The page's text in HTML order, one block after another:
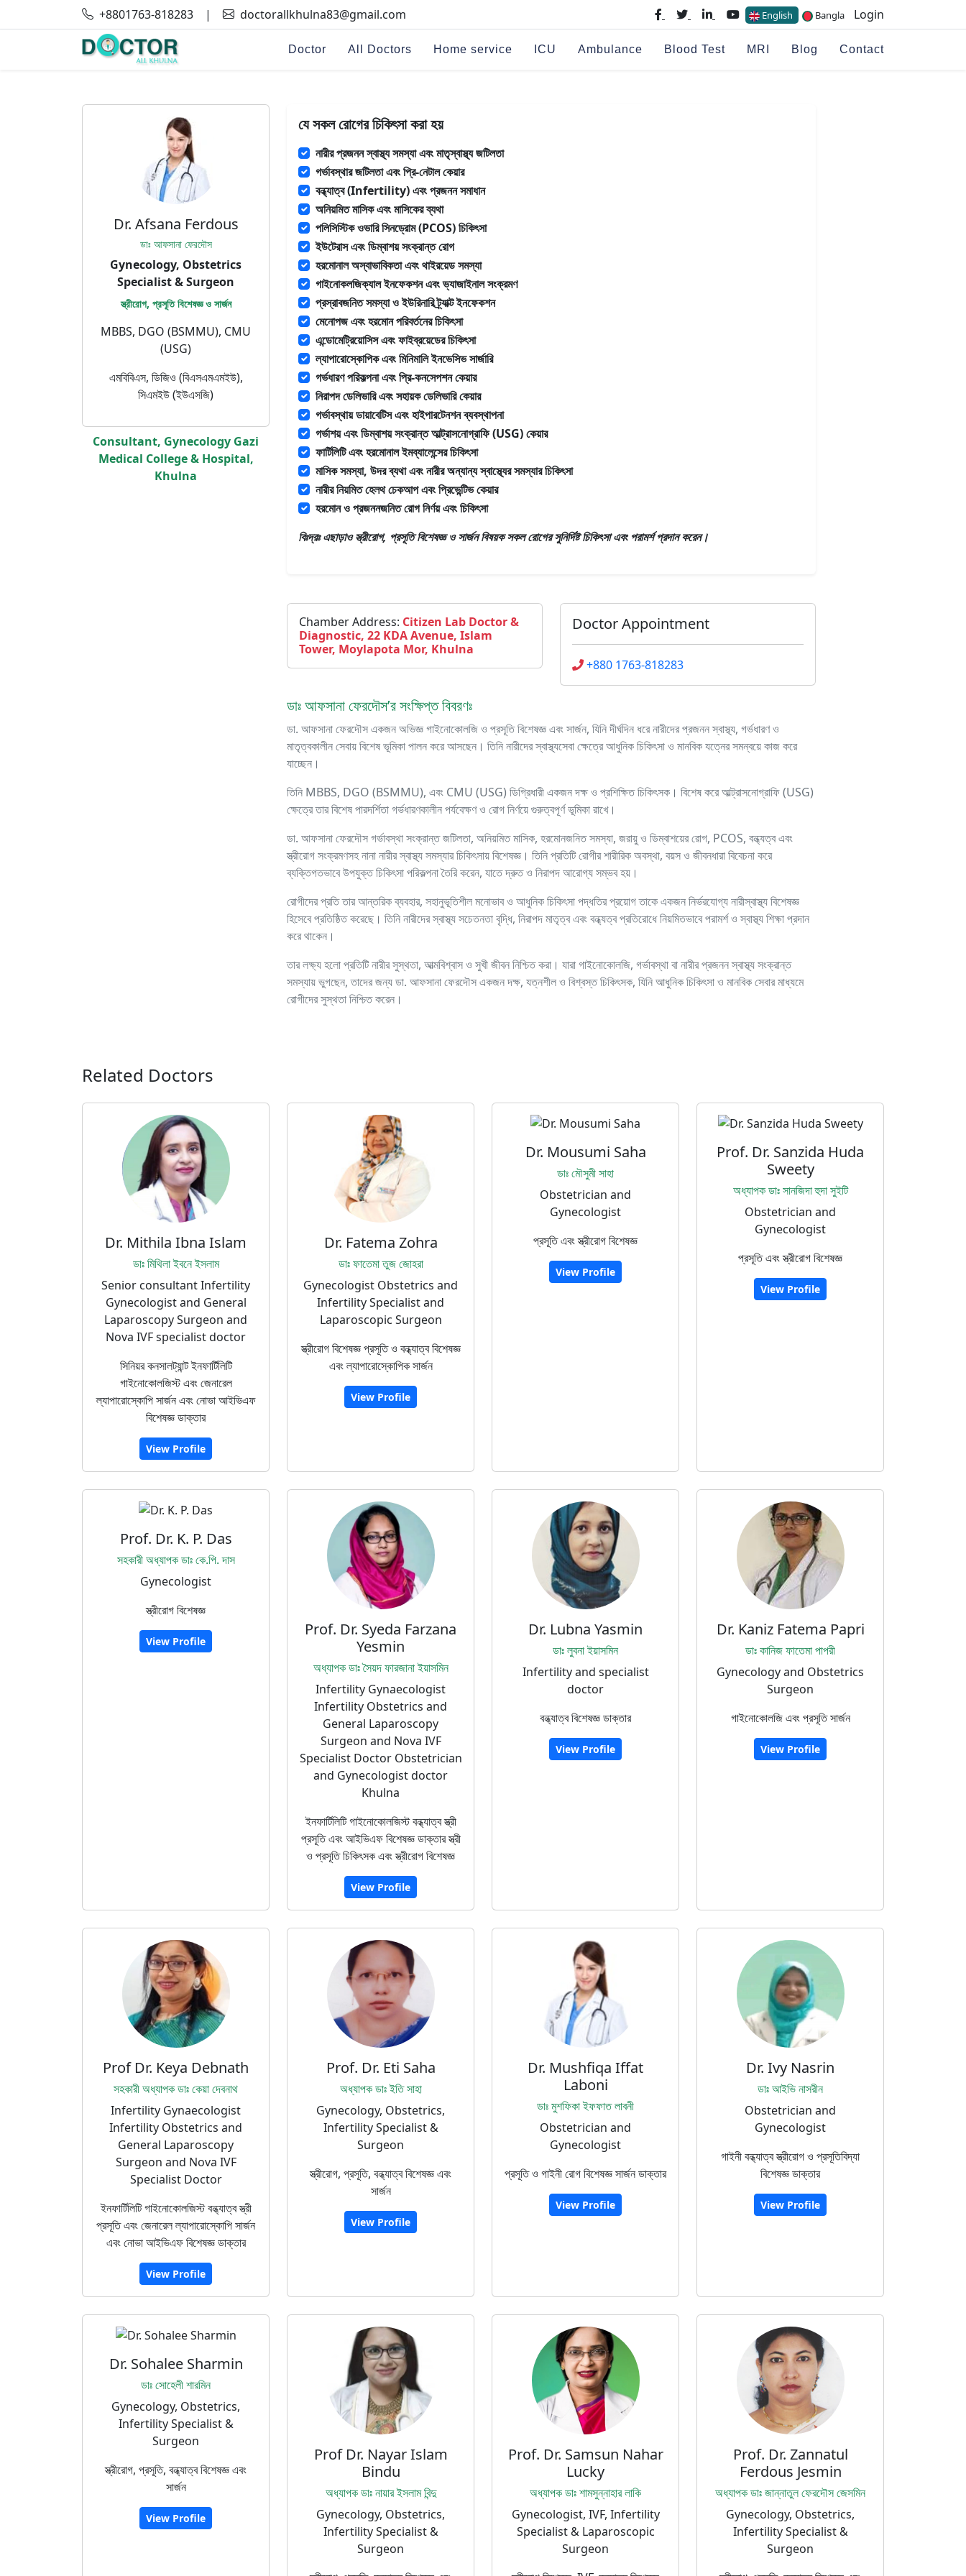
+8801763-818283 | doctorallkhulna83@gmail.com English Bangla Login
Doctor All Doctors Home service ICU Ambulance Blood Test MRI Blog Contact
Dr. Afsana Ferdous
ডাঃ আফসানা ফেরদৌস
Gynecology, Obstetrics
Specialist & Surgeon
স্ত্রীরোগ, প্রসূতি বিশেষজ্ঞ ও সার্জন
MBBS, DGO (BSMMU), CMU
(USG)
এমবিবিএস, ডিজিও (বিএসএমএমইউ),
সিএমইউ (ইউএসজি)
Consultant, Gynecology Gazi
Medical College & Hospital,
Khulna
যে সকল রোগের চিকিৎসা করা হয়
নারীর প্রজনন স্বাস্থ্য সমস্যা এবং মাতৃস্বাস্থ্য জটিলতা
গর্ভাবস্থার জটিলতা এবং প্রি-নেটাল কেয়ার
বন্ধ্যাত্ব (Infertility) এবং প্রজনন সমাধান
অনিয়মিত মাসিক এবং মাসিকের ব্যথা
পলিসিস্টিক ওভারি সিনড্রোম (PCOS) চিকিৎসা
ইউটেরাস এবং ডিম্বাশয় সংক্রান্ত রোগ
হরমোনাল অস্বাভাবিকতা এবং থাইরয়েড সমস্যা
গাইনোকলজিক্যাল ইনফেকশন এবং ভ্যাজাইনাল সংক্রমণ
প্রস্রাবজনিত সমস্যা ও ইউরিনারি ট্র্যাক্ট ইনফেকশন
মেনোপজ এবং হরমোন পরিবর্তনের চিকিৎসা
এন্ডোমেট্রিয়োসিস এবং ফাইব্রয়েডের চিকিৎসা
ল্যাপারোস্কোপিক এবং মিনিমালি ইনভেসিভ সার্জারি
গর্ভধারণ পরিকল্পনা এবং প্রি-কনসেপশন কেয়ার
নিরাপদ ডেলিভারি এবং সহায়ক ডেলিভারি কেয়ার
গর্ভাবস্থায় ডায়াবেটিস এবং হাইপারটেনশন ব্যবস্থাপনা
গর্ভাশয় এবং ডিম্বাশয় সংক্রান্ত আল্ট্রাসনোগ্রাফি (USG) কেয়ার
ফার্টিলিটি এবং হরমোনাল ইমব্যালেন্সের চিকিৎসা
মাসিক সমস্যা, উদর ব্যথা এবং নারীর অন্যান্য স্বাস্থ্যের সমস্যার চিকিৎসা
নারীর নিয়মিত হেলথ চেকআপ এবং প্রিভেন্টিভ কেয়ার
হরমোন ও প্রজননজনিত রোগ নির্ণয় এবং চিকিৎসা
বিঃদ্রঃ এছাড়াওস্ত্রীরোগ, প্রসূতি বিশেষজ্ঞ ও সার্জনবিষয়ক সকল রোগের সুনির্দিষ্ট চিকিৎসা এবং পরামর্শ প্রদান করেন।
Chamber Address: Citizen Lab Doctor &
Diagnostic, 22 KDA Avenue, Islam
Tower, Moylapota Mor, Khulna
Doctor Appointment
+880 1763-818283
ডাঃ আফসানা ফেরদৌস’র সংক্ষিপ্ত বিবরণঃ
ডা. আফসানা ফেরদৌস একজন অভিজ্ঞ গাইনোকোলজি ও প্রসূতি বিশেষজ্ঞ এবং সার্জন, যিনি দীর্ঘদিন ধরে নারীদের প্রজনন স্বাস্থ্য, গর্ভধারণ ও
মাতৃত্বকালীন সেবায় বিশেষ ভূমিকা পালন করে আসছেন। তিনি নারীদের স্বাস্থ্যসেবা ক্ষেত্রে আধুনিক চিকিৎসা ও মানবিক যত্নের সমন্বয়ে কাজ করে
যাচ্ছেন।
তিনি MBBS, DGO (BSMMU), এবং CMU (USG) ডিগ্রিধারী একজন দক্ষ ও প্রশিক্ষিত চিকিৎসক। বিশেষ করে আল্ট্রাসনোগ্রাফি (USG)
ক্ষেত্রে তার বিশেষ পারদর্শিতা গর্ভধারণকালীন পর্যবেক্ষণ ও রোগ নির্ণয়ে গুরুত্বপূর্ণ ভূমিকা রাখে।
ডা. আফসানা ফেরদৌস গর্ভাবস্থা সংক্রান্ত জটিলতা, অনিয়মিত মাসিক, হরমোনজনিত সমস্যা, জরায়ু ও ডিম্বাশয়ের রোগ, PCOS, বন্ধ্যত্ব এবং
স্ত্রীরোগ সংক্রমণসহ নানা নারীর স্বাস্থ্য সমস্যার চিকিৎসায় বিশেষজ্ঞ। তিনি প্রতিটি রোগীর শারীরিক অবস্থা, বয়স ও জীবনধারা বিবেচনা করে
ব্যক্তিগতভাবে উপযুক্ত চিকিৎসা পরিকল্পনা তৈরি করেন, যাতে দ্রুত ও নিরাপদ আরোগ্য সম্ভব হয়।
রোগীদের প্রতি তার আন্তরিক ব্যবহার, সহানুভূতিশীল মনোভাব ও আধুনিক চিকিৎসা পদ্ধতির প্রয়োগ তাকে একজন নির্ভরযোগ্য নারীস্বাস্থ্য বিশেষজ্ঞ
হিসেবে প্রতিষ্ঠিত করেছে। তিনি নারীদের স্বাস্থ্য সচেতনতা বৃদ্ধি, নিরাপদ মাতৃত্ব এবং বন্ধ্যত্ব প্রতিরোধে নিয়মিতভাবে পরামর্শ ও স্বাস্থ্য শিক্ষা প্রদান
করে থাকেন।
তার লক্ষ্য হলো প্রতিটি নারীর সুস্থতা, আত্মবিশ্বাস ও সুখী জীবন নিশ্চিত করা। যারা গাইনোকোলজি, গর্ভাবস্থা বা নারীর প্রজনন স্বাস্থ্য সংক্রান্ত
সমস্যায় ভুগছেন, তাদের জন্য ডা. আফসানা ফেরদৌস একজন দক্ষ, যত্নশীল ও বিশ্বস্ত চিকিৎসক, যিনি আধুনিক চিকিৎসা ও মানবিক সেবার মাধ্যমে
রোগীদের সুস্থতা নিশ্চিত করেন।
Related Doctors
Dr. Mithila Ibna Islam
ডাঃ মিথিলা ইবনে ইসলাম
Senior consultant Infertility
Gynecologist and General
Laparoscopy Surgeon and
Nova IVF specialist doctor
সিনিয়র কনসালট্যান্ট ইনফার্টিলিটি
গাইনোকোলজিস্ট এবং জেনারেল
ল্যাপারোস্কোপি সার্জন এবং নোভা আইভিএফ
বিশেষজ্ঞ ডাক্তার
View Profile
Dr. Fatema Zohra
ডাঃ ফাতেমা তুজ জোহরা
Gynecologist Obstetrics and
Infertility Specialist and
Laparoscopic Surgeon
স্ত্রীরোগ বিশেষজ্ঞ প্রসূতি ও বন্ধ্যাত্ব বিশেষজ্ঞ
এবং ল্যাপারোস্কোপিক সার্জন
View Profile
Dr. Mousumi Saha
ডাঃ মৌসুমী সাহা
Obstetrician and
Gynecologist
প্রসূতি এবং স্ত্রীরোগ বিশেষজ্ঞ
View Profile
Prof. Dr. Sanzida Huda
Sweety
অধ্যাপক ডাঃ সানজিদা হুদা সুইটি
Obstetrician and
Gynecologist
প্রসূতি এবং স্ত্রীরোগ বিশেষজ্ঞ
View Profile
Prof. Dr. K. P. Das
সহকারী অধ্যাপক ডাঃ কে.পি. দাস
Gynecologist
স্ত্রীরোগ বিশেষজ্ঞ
View Profile
Prof. Dr. Syeda Farzana
Yesmin
অধ্যাপক ডাঃ সৈয়দ ফারজানা ইয়াসমিন
Infertility Gynaecologist
Infertility Obstetrics and
General Laparoscopy
Surgeon and Nova IVF
Specialist Doctor Obstetrician
and Gynecologist doctor
Khulna
ইনফার্টিলিটি গাইনোকোলজিস্ট বন্ধ্যাত্ব স্ত্রী
প্রসূতি এবং আইভিএফ বিশেষজ্ঞ ডাক্তার স্ত্রী
ও প্রসূতি চিকিৎসক এবং স্ত্রীরোগ বিশেষজ্ঞ
View Profile
Dr. Lubna Yasmin
ডাঃ লুবনা ইয়াসমিন
Infertility and specialist
doctor
বন্ধ্যাত্ব বিশেষজ্ঞ ডাক্তার
View Profile
Dr. Kaniz Fatema Papri
ডাঃ কানিজ ফাতেমা পাপরী
Gynecology and Obstetrics
Surgeon
গাইনোকোলজি এবং প্রসূতি সার্জন
View Profile
Prof Dr. Keya Debnath
সহকারী অধ্যাপক ডাঃ কেয়া দেবনাথ
Infertility Gynaecologist
Infertility Obstetrics and
General Laparoscopy
Surgeon and Nova IVF
Specialist Doctor
ইনফার্টিলিটি গাইনোকোলজিস্ট বন্ধ্যাত্ব স্ত্রী
প্রসূতি এবং জেনারেল ল্যাপারোস্কোপি সার্জন
এবং নোভা আইভিএফ বিশেষজ্ঞ ডাক্তার
View Profile
Prof. Dr. Eti Saha
অধ্যাপক ডাঃ ইতি সাহা
Gynecology, Obstetrics,
Infertility Specialist &
Surgeon
স্ত্রীরোগ, প্রসূতি, বন্ধ্যাত্ব বিশেষজ্ঞ এবং
সার্জন
View Profile
Dr. Mushfiqa Iffat
Laboni
ডাঃ মুশফিকা ইফফাত লাবনী
Obstetrician and
Gynecologist
প্রসূতি ও গাইনী রোগ বিশেষজ্ঞ সার্জন ডাক্তার
View Profile
Dr. Ivy Nasrin
ডাঃ আইভি নাসরীন
Obstetrician and
Gynecologist
গাইনী বন্ধ্যাত্ব স্ত্রীরোগ ও প্রসূতিবিদ্যা
বিশেষজ্ঞ ডাক্তার
View Profile
Dr. Sohalee Sharmin
ডাঃ সোহেলী শারমিন
Gynecology, Obstetrics,
Infertility Specialist &
Surgeon
স্ত্রীরোগ, প্রসূতি, বন্ধ্যাত্ব বিশেষজ্ঞ এবং
সার্জন
View Profile
Prof Dr. Nayar Islam
Bindu
অধ্যাপক ডাঃ নায়ার ইসলাম বিন্দু
Gynecology, Obstetrics,
Infertility Specialist &
Surgeon
Prof. Dr. Samsun Nahar
Lucky
অধ্যাপক ডাঃ শামসুন্নাহার লাকি
Gynecologist, IVF, Infertility
Specialist & Laparoscopic
Surgeon
Prof. Dr. Zannatul
Ferdous Jesmin
অধ্যাপক ডাঃ জান্নাতুল ফেরদৌস জেসমিন
Gynecology, Obstetrics,
Infertility Specialist &
Surgeon